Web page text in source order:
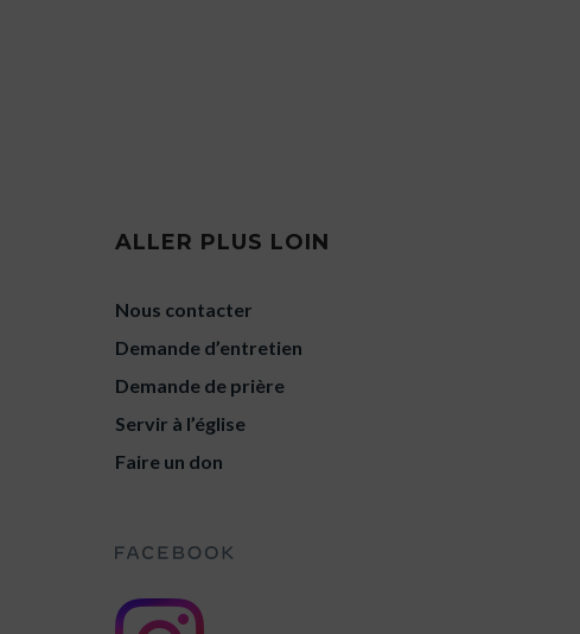
ALLER PLUS LOIN
Nous contacter
Demande d’entretien
Demande de prière
Servir à l’église
Faire un don